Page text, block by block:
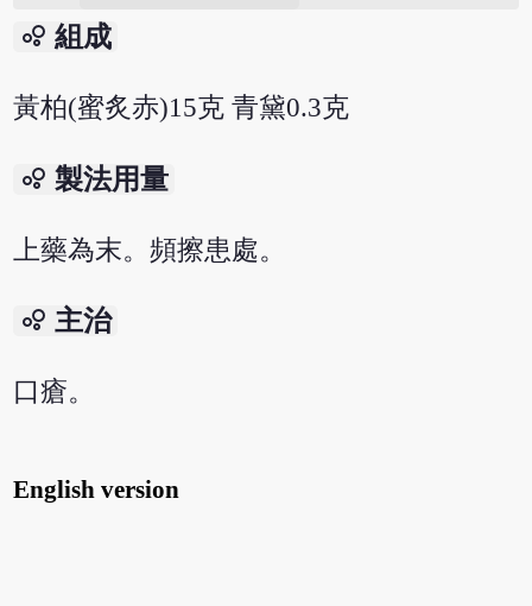
bubble_chart 組成
黃柏(蜜炙赤)15克 青黛0.3克
bubble_chart 製法用量
上藥為末。頻擦患處。
bubble_chart 主治
口瘡。
English version